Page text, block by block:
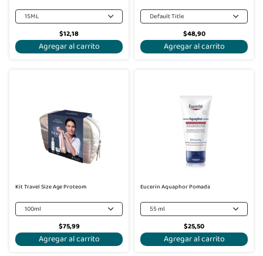
15ML
$12,18
Agregar al carrito
Default Title
$48,90
Agregar al carrito
Kit Travel Size Age Proteom
100ml
$75,99
Agregar al carrito
Eucerin Aquaphor Pomada
55 ml
$25,50
Agregar al carrito